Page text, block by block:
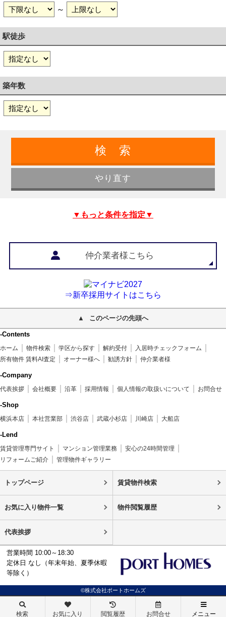
～
駅徒歩
築年数
▼もっと条件を指定▼
仲介業者様こちら
⇒新卒採用サイトはこちら
このページの先頭へ
-Contents
ホーム 物件検索 学区から探す 解約受付
入居時チェックフォーム
所有物件 賃料AI査定
オーナー様へ 勧誘方針 仲介業者様
-Company
代表挨拶 会社概要 沿革 採用情報 個人情報の取扱いについて お問合せ
-Shop
横浜本店 本社営業部 渋谷店 武蔵小杉店 川崎店 大船店
-Lend
賃貸管理専門サイト マンション管理業務
安心の24時間管理
リフォームご紹介
管理物件ギャラリー
トップページ 賃貸物件検索
お気に入り物件一覧 物件閲覧履歴
代表挨拶
営業時間 10:00～18:30
定休日 なし（年末年始、夏季休暇
等除く）
©株式会社ポートホームズ
検索 お気に入り 閲覧履歴 お問合せ メニュー